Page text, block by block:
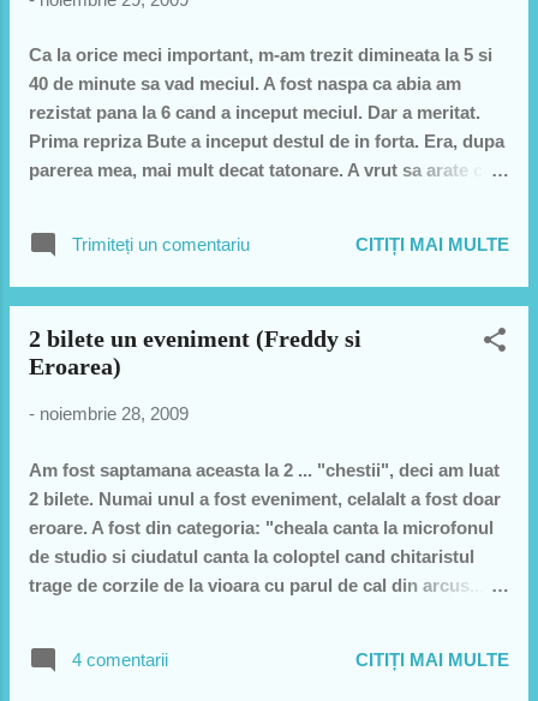
vezi măi flate, ţe educatoale (!) Fălă misto, chial m-a lăsat
nimica desple secs ???
Ca la orice meci important, m-am trezit dimineata la 5 si
40 de minute sa vad meciul. A fost naspa ca abia am
rezistat pana la 6 cand a inceput meciul. Dar a meritat.
Prima repriza Bute a inceput destul de in forta. Era, dupa
parerea mea, mai mult decat tatonare. A vrut sa arate ca
Bute a fost extrem de agil, rapid si ca si Casius Clay era
ca un fluture. Repriza a doua a cam fost la mexican. Ma
doua mexicanu si-a facut jocul si a reusit sa-l pacaleasca
pe Bute si sa-l faca sa stea la pumni sa nu se miste.
reprize de box ever. Bute am vazut ca primea la inceputul
antrenorul ii spunea secretul. A fost spectacol. Lovituri
America. Repriza a 4-a ...
Trimiteți un comentariu CITIȚI MAI MULTE
2 bilete un eveniment (Freddy si
Eroarea)
- noiembrie 28, 2009
Am fost saptamana aceasta la 2 ... "chestii", deci am luat
2 bilete. Numai unul a fost eveniment, celalalt a fost doar
eroare. A fost din categoria: "cheala canta la microfonul
de studio si ciudatul canta la coloptel cand chitaristul
trage de corzile de la vioara cu parul de cal din arcus...".
Iron City. Imi pare rau de colegele mele care au muncit,
4 comentarii CITIȚI MAI MULTE